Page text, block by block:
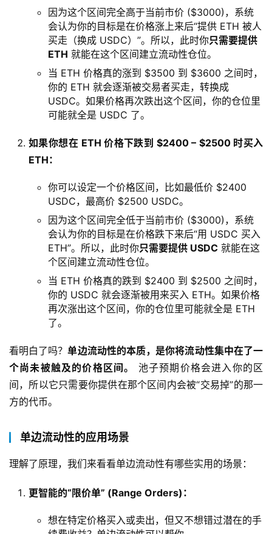
因为这个区间完全高于当前市价 ($3000)，系统
会认为你的目标是在价格涨上来后“提供 ETH 被人
买走（换成 USDC）”。所以，此时你只需要提供
ETH 就能在这个区间建立流动性仓位。
当 ETH 价格真的涨到 $3500 到 $3600 之间时，
你的 ETH 就会逐渐被交易者买走，转换成
USDC。如果价格再次跌出这个区间，你的仓位里
可能就全是 USDC 了。
如果你想在 ETH 价格下跌到 $2400 – $2500 时买入
ETH：
你可以设定一个价格区间，比如最低价 $2400
USDC，最高价 $2500 USDC。
因为这个区间完全低于当前市价 ($3000)，系统
会认为你的目标是在价格跌下来后“用 USDC 买入
ETH”。所以，此时你只需要提供 USDC 就能在这
个区间建立流动性仓位。
当 ETH 价格真的跌到 $2400 到 $2500 之间时，
你的 USDC 就会逐渐被用来买入 ETH。如果价格
再次涨出这个区间，你的仓位里可能就全是 ETH
了。
看明白了吗？单边流动性的本质，是你将流动性集中在了一
个尚未被触及的价格区间。
池子预期价格会进入你的区
间，所以它只需要你提供在那个区间内会被“交易掉”的那一
方的代币。
单边流动性的应用场景
理解了原理，我们来看看单边流动性有哪些实用的场景：
更智能的“限价单” (Range Orders)：
想在特定价格买入或卖出，但又不想错过潜在的手